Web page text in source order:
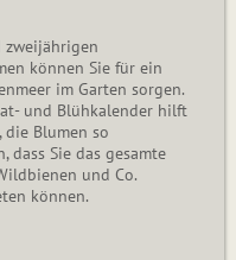
können Sie für ein
im Garten sorgen.
und Blühkalender hilft
die Blumen so
dass Sie das gesamte
und Co.
können.